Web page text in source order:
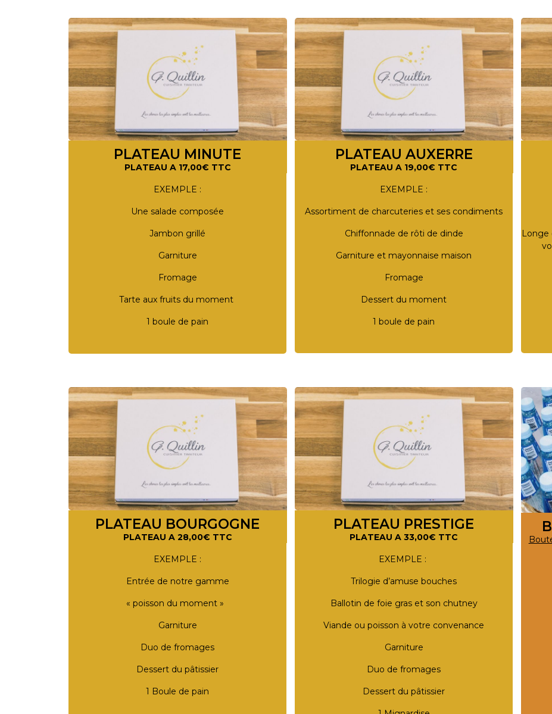
PLATEAU MINUTE
PLATEAU A 17,00€ TTC
EXEMPLE :
Une salade composée
Jambon grillé
Garniture
Fromage
Tarte aux fruits du moment
1 boule de pain
PLATEAU AUXERRE
PLATEAU A 19,00€ TTC
EXEMPLE :
Assortiment de charcuteries et ses condiments
Chiffonnade de rôti de dinde
Garniture et mayonnaise maison
Fromage
Dessert du moment
1 boule de pain
PLATEAU BOURGOGNE
PLATEAU A 28,00€ TTC
EXEMPLE :
Entrée de notre gamme
« poisson du moment »
Garniture
Duo de fromages
Dessert du pâtissier
1 Boule de pain
PLATEAU PRESTIGE
PLATEAU A 33,00€ TTC
EXEMPLE :
Trilogie d’amuse bouches
Ballotin de foie gras et son chutney
Viande ou poisson à votre convenance
Garniture
Duo de fromages
Dessert du pâtissier